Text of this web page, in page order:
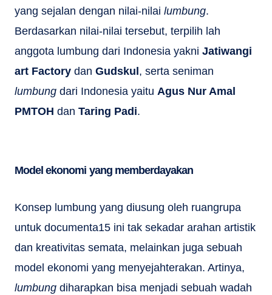
yang sejalan dengan nilai-nilai lumbung.
Berdasarkan nilai-nilai tersebut, terpilih lah
anggota lumbung dari Indonesia yakni Jatiwangi
art Factory dan Gudskul , serta seniman
lumbung dari Indonesia yaitu Agus Nur Amal
PMTOH dan Taring Padi.
Model ekonomi yang memberdayakan
Konsep lumbung yang diusung oleh ruangrupa
untuk documenta15 ini tak sekadar arahan artistik
dan kreativitas semata, melainkan juga sebuah
model ekonomi yang menyejahterakan. Artinya,
lumbung diharapkan bisa menjadi sebuah wadah